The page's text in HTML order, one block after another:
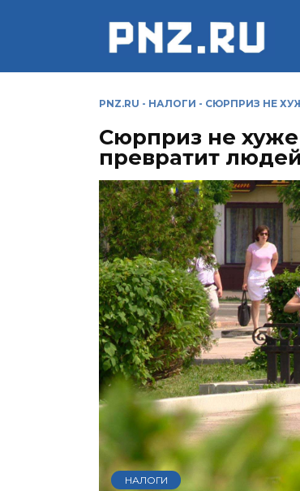
PNZ.RU - НАЛОГИ - СЮРПРИЗ НЕ
Сюрприз не
превратит
НАЛОГИ